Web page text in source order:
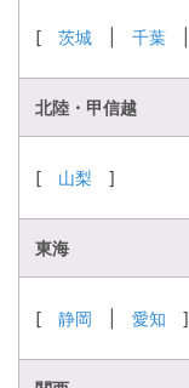
[ 茨城 千葉
北陸・甲信越
[ 山梨 ]
東海
[ 静岡 愛知 ]